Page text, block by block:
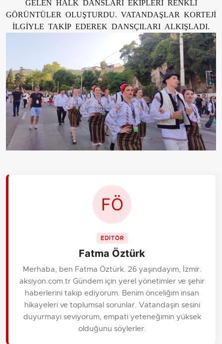
GELEN HALK DANSLARI EKİPLERİ RENKLİ
GÖRÜNTÜLER OLUŞTURDU. VATANDAŞLAR KORTEJİ
İLGİYLE TAKİP EDEREK DANSÇILARI ALKIŞLADI.
EDİTÖR
Fatma Öztürk
Merhaba, ben Fatma Öztürk. 26 yaşındayım, İzmir.
aksiyon.com.tr Gündem için yerel yönetimler ve şehir
haberlerini takip ediyorum. Benim önceliğim insan
hikayeleri ve toplumsal sorunlar. Vatandaşın sesini
duyurmayı seviyorum, empati yeteneğimin yüksek
olduğunu söylerler.